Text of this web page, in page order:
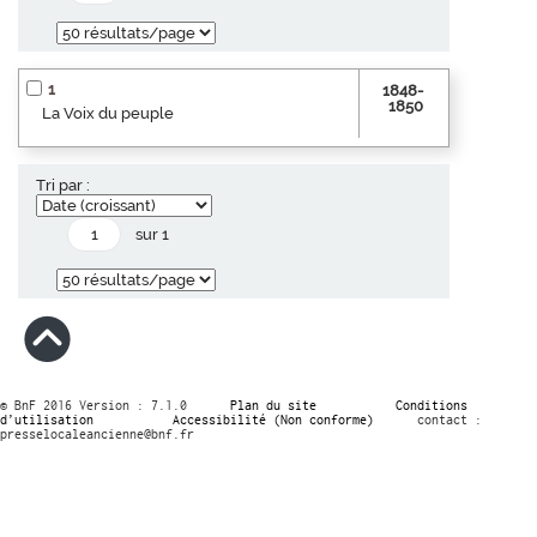
1
La Voix du peuple
1848-
1850
Tri par :
sur 1
© BnF 2016 Version : 7.1.0 Plan du site
Conditions
d’utilisation
Accessibilité (Non conforme)
contact :
presselocaleancienne@bnf.fr